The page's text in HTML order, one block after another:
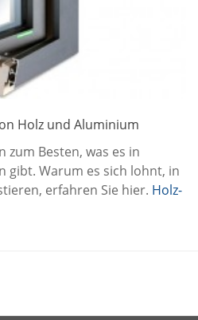
Holz und Aluminium
zum Besten, was es in
gibt. Warum es sich lohnt, in
erfahren Sie hier. Holz-